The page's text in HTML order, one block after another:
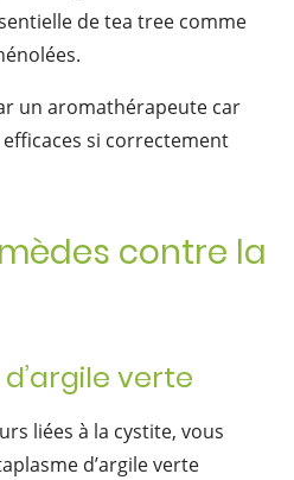
de tea tree comme
un aromathérapeute car
si correctement
contre la
verte
liées à la cystite, vous
d’argile verte